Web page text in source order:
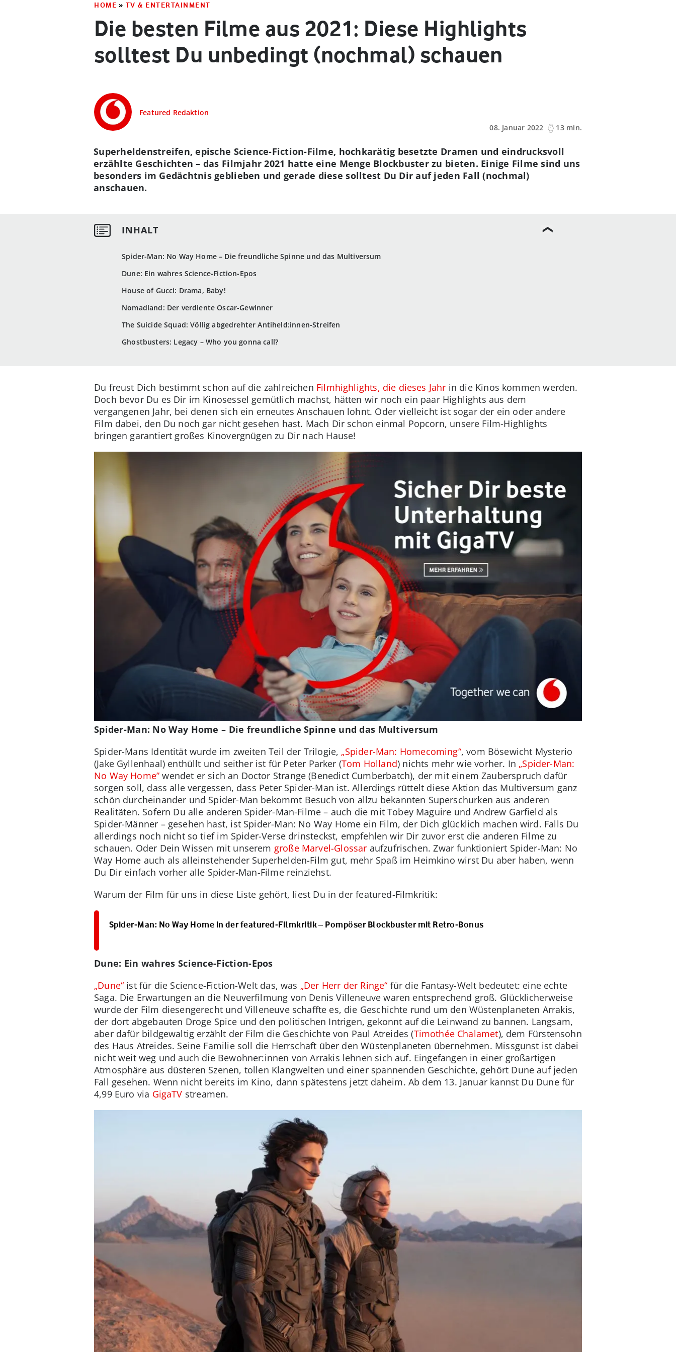
HOME » TV & ENTERTAINMENT
Die besten Filme aus 2021: Diese Highlights
solltest Du unbedingt (nochmal) schauen
Featured Redaktion
08. Januar 2022
13 min.
Spider-Man: No Way Home – Die freundliche Spinne und das Multiversum
Dune: Ein wahres Science-Fiction-Epos
House of Gucci: Drama, Baby!
Nomadland: Der verdiente Oscar-Gewinner
The Suicide Squad: Völlig abgedrehter Antiheld:innen-Streifen
Ghostbusters: Legacy – Who you gonna call?
Superheldenstreifen, epische Science-Fiction-Filme, hochkarätig besetzte Dramen und eindrucksvoll
erzählte Geschichten – das Filmjahr 2021 hatte eine Menge Blockbuster zu bieten. Einige Filme sind uns
besonders im Gedächtnis geblieben und gerade diese solltest Du Dir auf jeden Fall (nochmal)
anschauen.
Du freust Dich bestimmt schon auf die zahlreichen Filmhighlights, die dieses Jahr in die Kinos kommen werden.
Doch bevor Du es Dir im Kinosessel gemütlich machst, hätten wir noch ein paar Highlights aus dem
vergangenen Jahr, bei denen sich ein erneutes Anschauen lohnt. Oder vielleicht ist sogar der ein oder andere
Film dabei, den Du noch gar nicht gesehen hast. Mach Dir schon einmal Popcorn, unsere Film-Highlights
bringen garantiert großes Kinovergnügen zu Dir nach Hause!
Spider-Man: No Way Home – Die freundliche Spinne und das Multiversum
Spider-Mans Identität wurde im zweiten Teil der Trilogie, „Spider-Man: Homecoming“, vom Bösewicht Mysterio
(Jake Gyllenhaal) enthüllt und seither ist für Peter Parker (Tom Holland) nichts mehr wie vorher. In „Spider-Man:
No Way Home” wendet er sich an Doctor Strange (Benedict Cumberbatch), der mit einem Zauberspruch dafür
sorgen soll, dass alle vergessen, dass Peter Spider-Man ist. Allerdings rüttelt diese Aktion das Multiversum ganz
schön durcheinander und Spider-Man bekommt Besuch von allzu bekannten Superschurken aus anderen
Realitäten. Sofern Du alle anderen Spider-Man-Filme – auch die mit Tobey Maguire und Andrew Garfield als
Spider-Männer – gesehen hast, ist Spider-Man: No Way Home ein Film, der Dich glücklich machen wird. Falls Du
allerdings noch nicht so tief im Spider-Verse drinsteckst, empfehlen wir Dir zuvor erst die anderen Filme zu
schauen. Oder Dein Wissen mit unserem große Marvel-Glossar aufzufrischen. Zwar funktioniert Spider-Man: No
Way Home auch als alleinstehender Superhelden-Film gut, mehr Spaß im Heimkino wirst Du aber haben, wenn
Du Dir einfach vorher alle Spider-Man-Filme reinziehst.
Warum der Film für uns in diese Liste gehört, liest Du in der featured-Filmkritik:
Spider-Man: No Way Home in der featured-Filmkritik – Pompöser Blockbuster mit Retro-Bonus
Dune: Ein wahres Science-Fiction-Epos
„Dune“ ist für die Science-Fiction-Welt das, was „Der Herr der Ringe“ für die Fantasy-Welt bedeutet: eine echte
Saga. Die Erwartungen an die Neuverfilmung von Denis Villeneuve waren entsprechend groß. Glücklicherweise
wurde der Film diesengerecht und Villeneuve schaffte es, die Geschichte rund um den Wüstenplaneten Arrakis,
der dort abgebauten Droge Spice und den politischen Intrigen, gekonnt auf die Leinwand zu bannen. Langsam,
aber dafür bildgewaltig erzählt der Film die Geschichte von Paul Atreides (Timothée Chalamet), dem Fürstensohn
des Haus Atreides. Seine Familie soll die Herrschaft über den Wüstenplaneten übernehmen. Missgunst ist dabei
nicht weit weg und auch die Bewohner:innen von Arrakis lehnen sich auf. Eingefangen in einer großartigen
Atmosphäre aus düsteren Szenen, tollen Klangwelten und einer spannenden Geschichte, gehört Dune auf jeden
Fall gesehen. Wenn nicht bereits im Kino, dann spätestens jetzt daheim. Ab dem 13. Januar kannst Du Dune für
4,99 Euro via GigaTV streamen.